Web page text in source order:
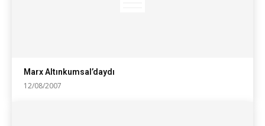
Marx Altınkumsal’daydı
12/08/2007